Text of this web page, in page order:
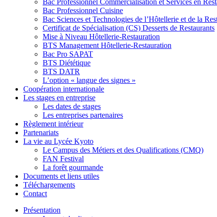
Bac Professionnel Commercialisation et Services en
Bac Professionnel Cuisine
Bac Sciences et Technologies de l’Hôtellerie et de la
Certificat de Spécialisation (CS) Desserts de Restaurants
Mise à Niveau Hôtellerie-Restauration
BTS Management Hôtellerie-Restauration
Bac Pro SAPAT
BTS Diététique
BTS DATR
L’option « langue des signes »
Coopération internationale
Les stages en entreprise
Les dates de stages
Les entreprises partenaires
Règlement intérieur
Partenariats
La vie au Lycée Kyoto
Le Campus des Métiers et des Qualifications (CMQ)
FAN Festival
La forêt gourmande
Documents et liens utiles
Téléchargements
Contact
Présentation